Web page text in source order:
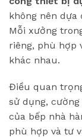
không nên dựa
Mỗi xưởng
riêng, phù hợp
khác nhau.
Điều quan
sử dụng,
của bếp nhà
phù hợp và tư